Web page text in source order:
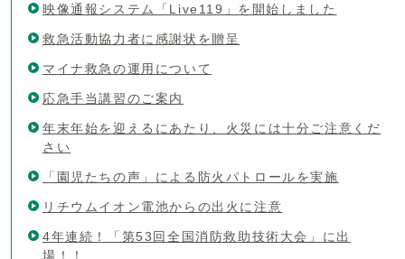
映像通報システム「Live119」を開始しました
救急活動協力者に感謝状を贈呈
マイナ救急の運用について
応急手当講習のご案内
年末年始を迎えるにあたり、火災には十分ご注意くだ
さい
「園児たちの声」による防火パトロールを実施
リチウムイオン電池からの出火に注意
4年連続！「第53回全国消防救助技術大会」に出
場！！